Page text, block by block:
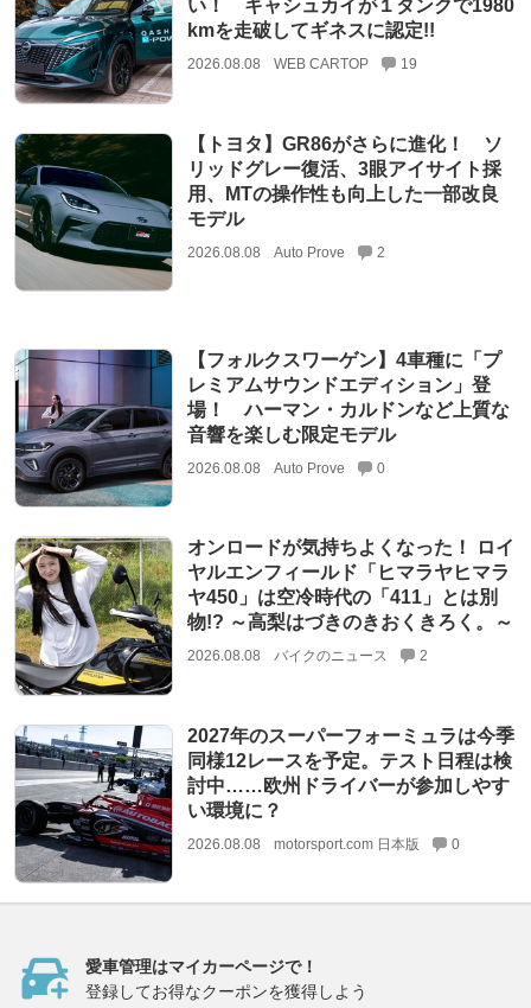
い！ キャシュカイが１タンクで1980
kmを走破してギネスに認定!!
2026.08.08 WEB CARTOP 19
【トヨタ】GR86がさらに進化！ ソ
リッドグレー復活、3眼アイサイト採
用、MTの操作性も向上した一部改良
モデル
2026.08.08 Auto Prove 2
【フォルクスワーゲン】4車種に「プ
レミアムサウンドエディション」登
場！ ハーマン・カルドンなど上質な
音響を楽しむ限定モデル
2026.08.08 Auto Prove 0
オンロードが気持ちよくなった！ ロイ
ヤルエンフィールド「ヒマラヤヒマラ
ヤ450」は空冷時代の「411」とは別
物!? ～高梨はづきのきおくきろく。～
2026.08.08 バイクのニュース 2
2027年のスーパーフォーミュラは今季
同様12レースを予定。テスト日程は検
討中……欧州ドライバーが参加しやす
い環境に？
2026.08.08 motorsport.com 日本版 0
愛車管理はマイカーページで！
登録してお得なクーポンを獲得しよう